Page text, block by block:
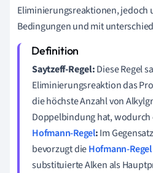
Eliminierungsreaktionen, jedoch
Bedingungen und mit
Saytzeff-Regel:Diese Regel
Eliminierungsreaktion das
die höchste Anzahl von
Doppelbindung hat, wodurch
Hofmann-Regel:Im
bevorzugt dieHofmann-Regel
substituierte Alken als